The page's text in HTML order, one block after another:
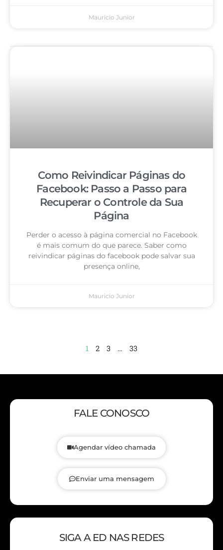
Mauricio Junior
Como Reivindicar Páginas do
Facebook: Passo a Passo para
Recuperar o Controle da Sua
Página
Perder o acesso à página comercial no Facebook
é mais comum do que parece. Saber como
reivindicar páginas do facebook pode salvar sua
presença online,
Mauricio Junior
1 2 3 … 33
FALE CONOSCO
Agendar vídeo chamada
Enviar uma mensagem
SIGA A ED NAS REDES